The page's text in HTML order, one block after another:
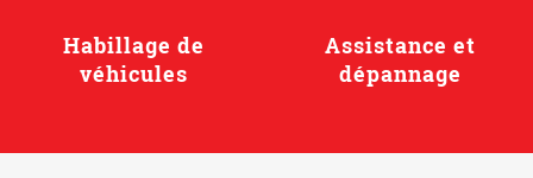
Habillage de
véhicules
Assistance et
dépannage